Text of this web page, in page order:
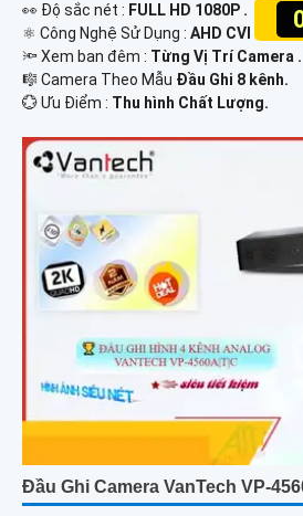
️👀 Độ sắc nét : FULL HD 1080P .
⚛️ Công Nghệ Sử Dụng : AHD CVI TVI
🔦 Xem ban đêm : Từng Vị Trí Camera .
🎼️ Camera Theo Mẫu Đầu Ghi 8 kênh.
️💮 Ưu Điểm : Thu hình Chất Lượng.
Đầu Ghi Camera VanTech VP-